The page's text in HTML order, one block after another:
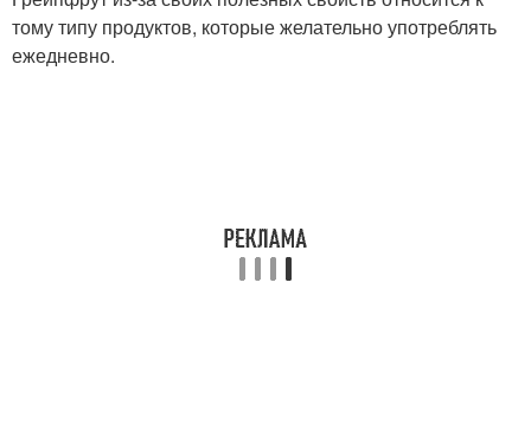
тому типу продуктов, которые желательно употреблять
ежедневно.